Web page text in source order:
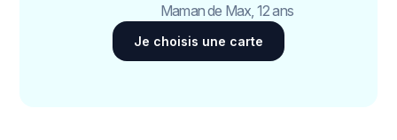
Maman de Max, 12 ans
Je choisis une carte